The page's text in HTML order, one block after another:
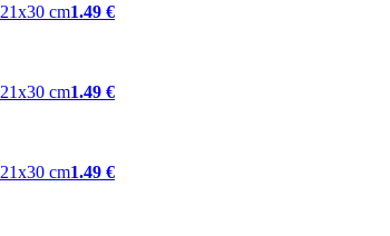
21x30 cm1.49 €
21x30 cm1.49 €
21x30 cm1.49 €